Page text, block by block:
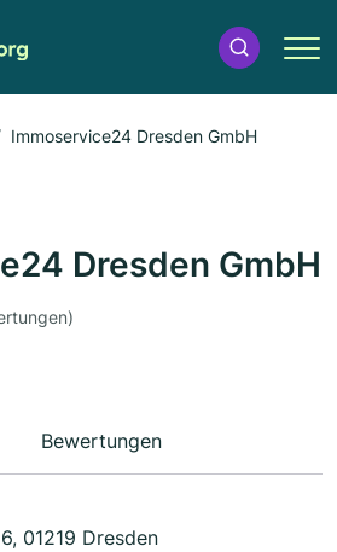
Immoservice24 Dresden GmbH
Dresden GmbH
Bewertungen
01219 Dresden